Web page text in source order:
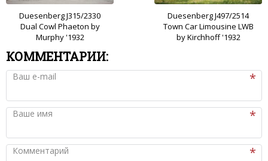
Duesenberg J315/2330
Dual Cowl Phaeton by
Murphy '1932
Duesenberg J497/2514
Town Car Limousine LWB
by Kirchhoff '1932
КОММЕНТАРИИ:
Ваш e-mail
Ваше имя
Комментарий